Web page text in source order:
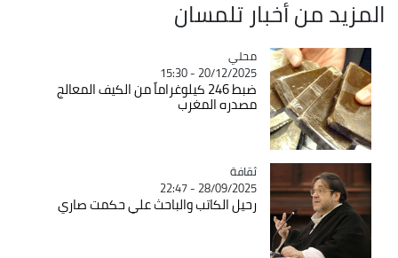
المزيد من أخبار تلمسان
Catégorie
محلي
20/12/2025 - 15:30
ضبط 246 كيلوغراماً من الكيف المعالج
مصدره المغرب
Catégorie
ثقافة
28/09/2025 - 22:47
رحيل الكاتب والباحث علي حكمت صاري